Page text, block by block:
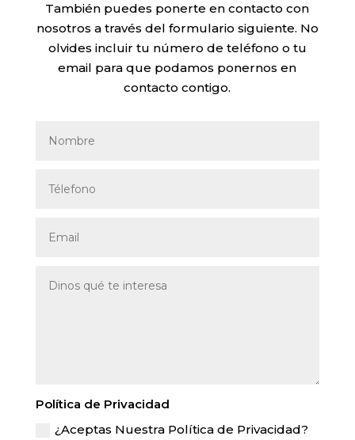
También puedes ponerte en contacto con
nosotros a través del formulario siguiente. No
olvides incluir tu número de teléfono o tu
email para que podamos ponernos en
contacto contigo.
Política de Privacidad
¿Aceptas Nuestra Política de Privacidad?